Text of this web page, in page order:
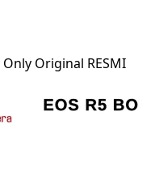
Original RESMI